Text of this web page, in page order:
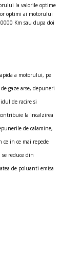
la valorile optime
optimi ai motorului
Km sau dupa doi
a motorului, pe
gaze arse, depuneri
de racire si
la incalzirea
de calamine,
ce in ce mai repede
se reduce din
de poluanti emisa